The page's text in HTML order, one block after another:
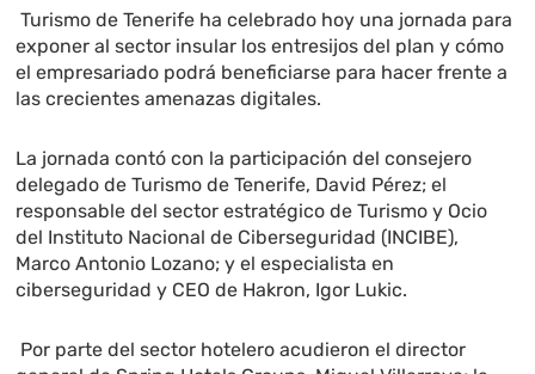
Turismo de Tenerife ha celebrado hoy una jornada para
exponer al sector insular los entresijos del plan y cómo
el empresariado podrá beneficiarse para hacer frente a
las crecientes amenazas digitales.
La jornada contó con la participación del consejero
delegado de Turismo de Tenerife, David Pérez; el
responsable del sector estratégico de Turismo y Ocio
del Instituto Nacional de Ciberseguridad (INCIBE),
Marco Antonio Lozano; y el especialista en
ciberseguridad y CEO de Hakron, Igor Lukic.
Por parte del sector hotelero acudieron el director